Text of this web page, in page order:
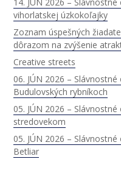
vihorlatskej úzkokoľajky
Zoznam úspešných
dôrazom na zvýšenie
Creative streets
06. JÚN 2026 –
Budulovských rybníkoch
05. JÚN 2026 –
stredovekom
05. JÚN 2026 –
Betliar